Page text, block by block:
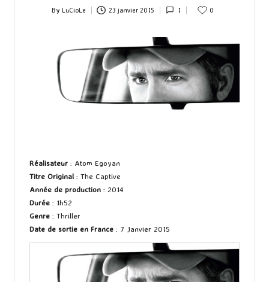
Posted
By LuCioLe 23 janvier 2015 1 0
Réalisateur : Atom Egoyan
Titre Original : The Captive
Année de production : 2014
Durée : 1h52
Genre : Thriller
Date de sortie en France : 7 Janvier 2015